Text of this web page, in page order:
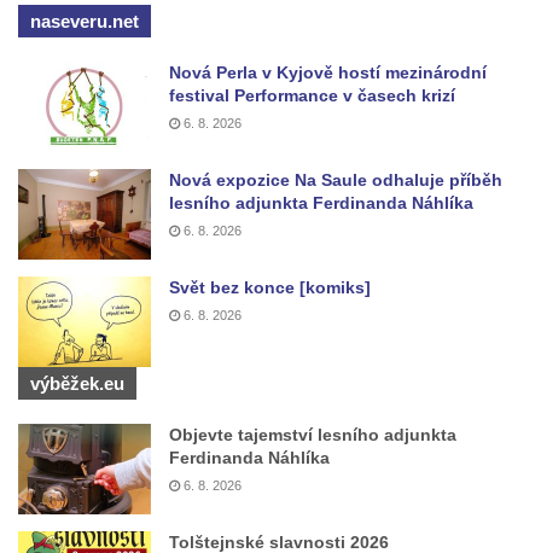
naseveru.net
Nová Perla v Kyjově hostí mezinárodní
festival Performance v časech krizí
6. 8. 2026
Nová expozice Na Saule odhaluje příběh
lesního adjunkta Ferdinanda Náhlíka
6. 8. 2026
Svět bez konce [komiks]
6. 8. 2026
výběžek.eu
Objevte tajemství lesního adjunkta
Ferdinanda Náhlíka
6. 8. 2026
Tolštejnské slavnosti 2026